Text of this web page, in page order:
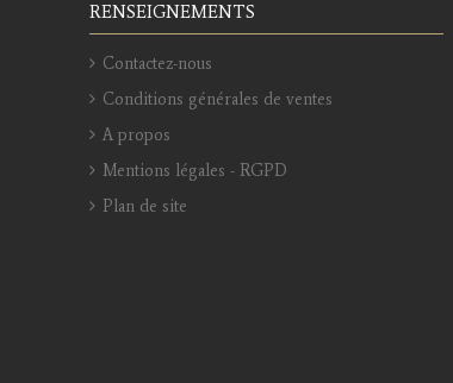
RENSEIGNEMENTS
Contactez-nous
Conditions générales de ventes
A propos
Mentions légales - RGPD
Plan de site